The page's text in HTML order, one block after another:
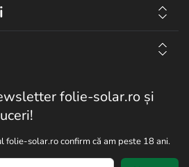
folie-solar.ro și
folie-solar.ro confirm că am peste 18 ani.